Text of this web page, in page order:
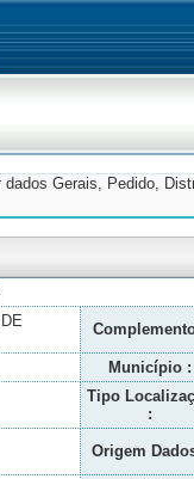
Gerais, Pedido,
Município :
Tipo
:
Origem